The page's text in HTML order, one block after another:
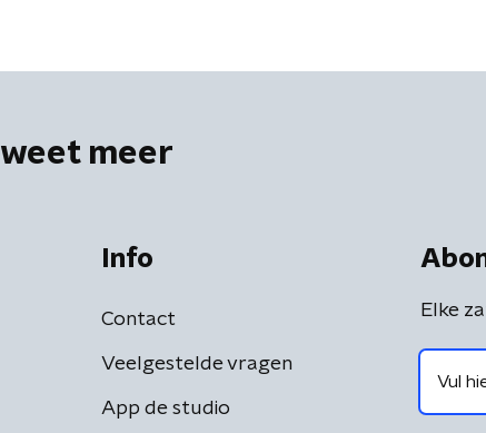
weet meer
Info
Contact
Veelgestelde vragen
App de studio
Elke